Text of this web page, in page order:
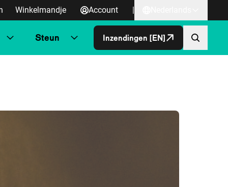
Winkelmandje Account |
Steun Inzendingen [EN]